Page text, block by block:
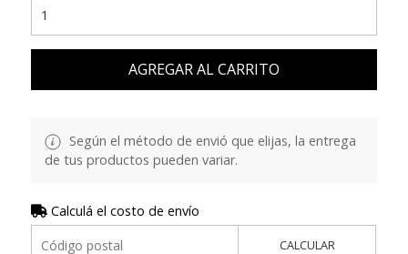
AGREGAR AL CARRITO
Según el método de envió que elijas, la entrega
de tus productos pueden variar.
Calculá el costo de envío
CALCULAR